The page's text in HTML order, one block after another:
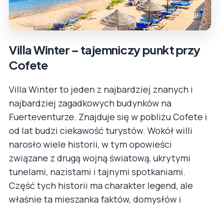
Villa Winter – tajemniczy punkt przy
Cofete
Villa Winter to jeden z najbardziej znanych i
najbardziej zagadkowych budynków na
Fuerteventurze. Znajduje się w pobliżu Cofete i
od lat budzi ciekawość turystów. Wokół willi
narosło wiele historii, w tym opowieści
związane z drugą wojną światową, ukrytymi
tunelami, nazistami i tajnymi spotkaniami.
Część tych historii ma charakter legend, ale
właśnie ta mieszanka faktów, domysłów i